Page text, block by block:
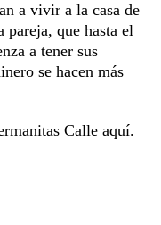
a vivir a la casa de
que hasta el
a tener sus
se hacen más
Calle aquí.